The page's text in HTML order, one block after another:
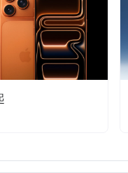
iPhone 11系列